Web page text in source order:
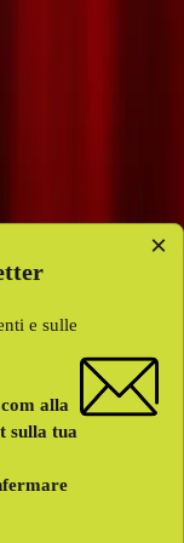
e sulle
alla
sulla tua
×